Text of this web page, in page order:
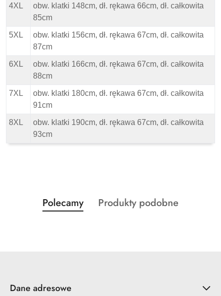
4XL
obw. klatki 148cm, dł. rękawa 66cm, dł. całkowita
85cm
5XL
obw. klatki 156cm, dł. rękawa 67cm, dł. całkowita
87cm
6XL
obw. klatki 166cm, dł. rękawa 67cm, dł. całkowita
88cm
7XL
obw. klatki 180cm, dł. rękawa 67cm, dł. całkowita
91cm
8XL
obw. klatki 190cm, dł. rękawa 67cm, dł. całkowita
93cm
Pomiń karuzelę produktów
Produkty
o
Polecamy
Produkty
Produkty podobne
Dane adresowe